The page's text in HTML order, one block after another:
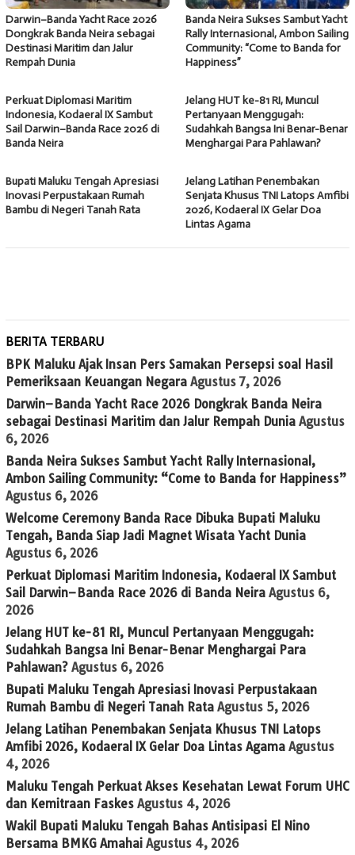
Darwin–Banda Yacht Race 2026
Dongkrak Banda Neira sebagai
Destinasi Maritim dan Jalur
Rempah Dunia
Banda Neira Sukses Sambut Yacht
Rally Internasional, Ambon Sailing
Community: “Come to Banda for
Happiness”
Perkuat Diplomasi Maritim
Indonesia, Kodaeral IX Sambut
Sail Darwin–Banda Race 2026 di
Banda Neira
Jelang HUT ke-81 RI, Muncul
Pertanyaan Menggugah:
Sudahkah Bangsa Ini Benar-Benar
Menghargai Para Pahlawan?
Bupati Maluku Tengah Apresiasi
Inovasi Perpustakaan Rumah
Bambu di Negeri Tanah Rata
Jelang Latihan Penembakan
Senjata Khusus TNI Latops Amfibi
2026, Kodaeral IX Gelar Doa
Lintas Agama
BERITA TERBARU
BPK Maluku Ajak Insan Pers Samakan Persepsi soal Hasil
Pemeriksaan Keuangan Negara Agustus 7, 2026
Darwin–Banda Yacht Race 2026 Dongkrak Banda Neira
sebagai Destinasi Maritim dan Jalur Rempah Dunia Agustus
6, 2026
Banda Neira Sukses Sambut Yacht Rally Internasional,
Ambon Sailing Community: “Come to Banda for Happiness”
Agustus 6, 2026
Welcome Ceremony Banda Race Dibuka Bupati Maluku
Tengah, Banda Siap Jadi Magnet Wisata Yacht Dunia
Agustus 6, 2026
Perkuat Diplomasi Maritim Indonesia, Kodaeral IX Sambut
Sail Darwin–Banda Race 2026 di Banda Neira Agustus 6,
2026
Jelang HUT ke-81 RI, Muncul Pertanyaan Menggugah:
Sudahkah Bangsa Ini Benar-Benar Menghargai Para
Pahlawan? Agustus 6, 2026
Bupati Maluku Tengah Apresiasi Inovasi Perpustakaan
Rumah Bambu di Negeri Tanah Rata Agustus 5, 2026
Jelang Latihan Penembakan Senjata Khusus TNI Latops
Amfibi 2026, Kodaeral IX Gelar Doa Lintas Agama Agustus
4, 2026
Maluku Tengah Perkuat Akses Kesehatan Lewat Forum UHC
dan Kemitraan Faskes Agustus 4, 2026
Wakil Bupati Maluku Tengah Bahas Antisipasi El Nino
Bersama BMKG Amahai Agustus 4, 2026